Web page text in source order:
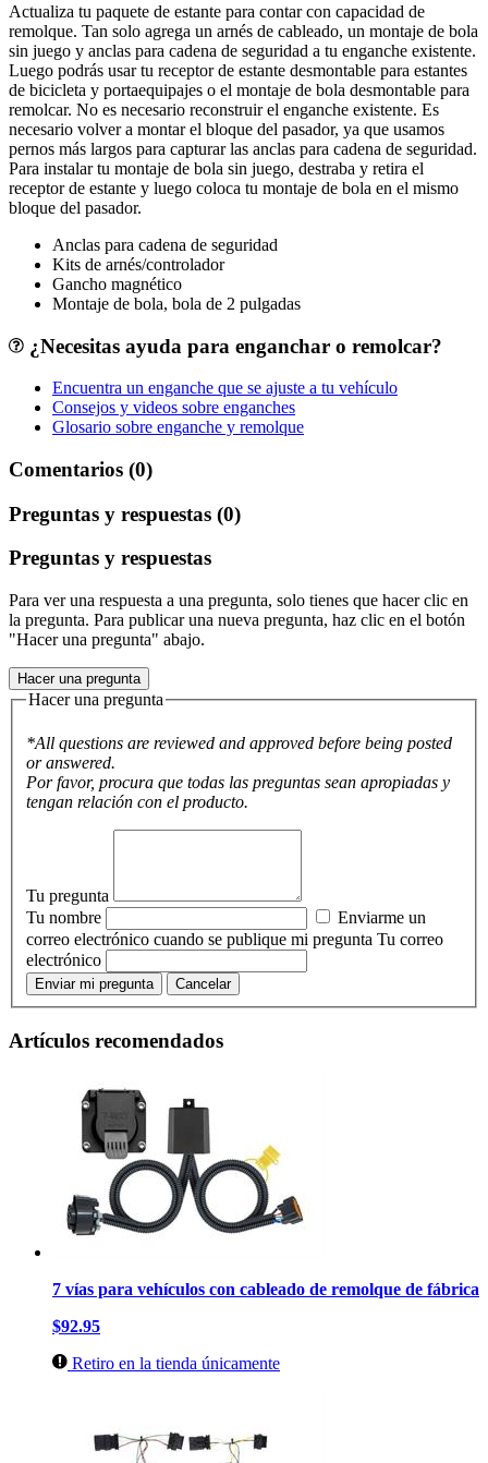
Actualiza tu paquete de estante para contar con capacidad de
remolque. Tan solo agrega un arnés de cableado, un montaje de bola
sin juego y anclas para cadena de seguridad a tu enganche existente.
Luego podrás usar tu receptor de estante desmontable para estantes
de bicicleta y portaequipajes o el montaje de bola desmontable para
remolcar. No es necesario reconstruir el enganche existente. Es
necesario volver a montar el bloque del pasador, ya que usamos
pernos más largos para capturar las anclas para cadena de seguridad.
Para instalar tu montaje de bola sin juego, destraba y retira el
receptor de estante y luego coloca tu montaje de bola en el mismo
bloque del pasador.
Anclas para cadena de seguridad
Kits de arnés/controlador
Gancho magnético
Montaje de bola, bola de 2 pulgadas
¿Necesitas ayuda para enganchar o remolcar?
Encuentra un enganche que se ajuste a tu vehículo
Consejos y videos sobre enganches
Glosario sobre enganche y remolque
Comentarios (0)
Preguntas y respuestas (0)
Preguntas y respuestas
Para ver una respuesta a una pregunta, solo tienes que hacer clic en
la pregunta. Para publicar una nueva pregunta, haz clic en el botón
"Hacer una pregunta" abajo.
Hacer una pregunta
Hacer una pregunta
*All questions are reviewed and approved before being posted
or answered.
Por favor, procura que todas las preguntas sean apropiadas y
tengan relación con el producto.
Tu pregunta
Tu nombre
Enviarme un
correo electrónico cuando se publique mi pregunta Tu correo
electrónico
Enviar mi pregunta Cancelar
Artículos recomendados
7 vías para vehículos con cableado de remolque de fábrica
$92.95
Retiro en la tienda únicamente